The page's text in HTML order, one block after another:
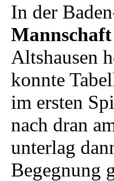
In der
Mannschaft
Altshausen
konnte
im ersten
nach dran
unterlag
Begegnung